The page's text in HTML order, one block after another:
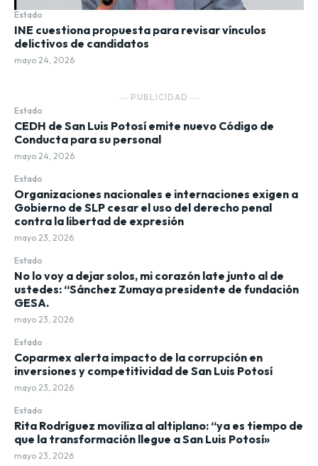
Estado
INE cuestiona propuesta para revisar vínculos
delictivos de candidatos
mayo 24, 2026
― PUBLICIDAD ―
Estado
CEDH de San Luis Potosí emite nuevo Código de
Conducta para su personal
mayo 24, 2026
Estado
Organizaciones nacionales e internaciones exigen a
Gobierno de SLP cesar el uso del derecho penal
contra la libertad de expresión
mayo 23, 2026
Estado
No lo voy a dejar solos, mi corazón late junto al de
ustedes: “Sánchez Zumaya presidente de fundación
GESA.
mayo 23, 2026
Estado
Coparmex alerta impacto de la corrupción en
inversiones y competitividad de San Luis Potosí
mayo 23, 2026
Estado
Rita Rodríguez moviliza al altiplano: “ya es tiempo de
que la transformación llegue a San Luis Potosí»
mayo 23, 2026